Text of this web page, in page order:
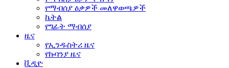
የማብሰያ ዕቃዎች መለዋወጫዎች
ኬትል
የግፊት ማብሰያ
ዜና
የኢንዱስትሪ ዜና
የኩባንያ ዜና
ቪዲዮ